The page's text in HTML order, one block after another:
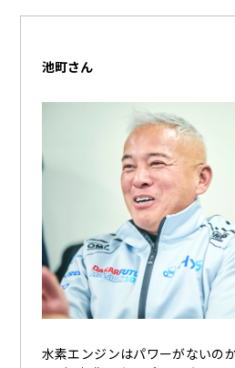
池町さん
水素エンジンはパワーがないの